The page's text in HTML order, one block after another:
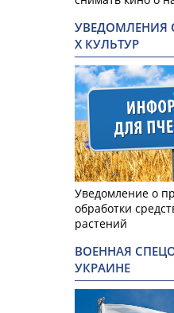
УВЕДОМЛЕНИЯ
Х КУЛЬТУР
Уведомление о
обработки
растений
ВОЕННАЯ
УКРАИНЕ